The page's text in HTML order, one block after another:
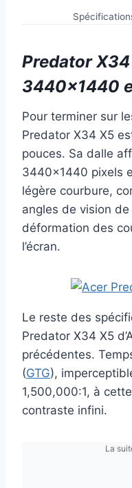
Predator
3440×1440
Pour terminer sur
Predator X34 X5
pouces. Sa dalle
3440×1440 pixels
légère courbure,
angles de vision de
déformation des
l’écran.
Le reste des
Predator X34 X5
précédentes.
(GTG),
1,500,000:1, à
contraste infini.
La